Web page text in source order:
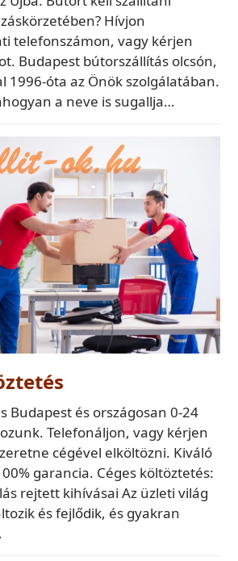
Hívjon
telefonszámon, vagy kérjen
Budapest bútorszállítás olcsón,
1996-óta az Önök szolgálatában.
a neve is sugallja…
Budapest és országosan 0-24
Telefonáljon, vagy kérjen
cégével elköltözni. Kiváló
garancia. Céges költöztetés:
rejtett kihívásai Az üzleti világ
és fejlődik, és gyakran